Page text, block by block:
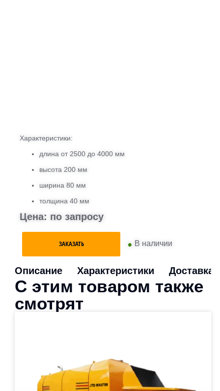
Характеристики:
длина от 2500 до 4000 мм
высота 200 мм
ширина 80 мм
толщина 40 мм
Цена: по запросу
ЗАКАЗАТЬ • В наличии
Описание Характеристики Доставка
С этим товаром также
смотрят